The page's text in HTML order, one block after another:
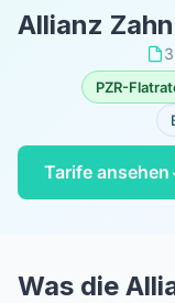
Allianz
PZR-
Tarife ansehen
Was die